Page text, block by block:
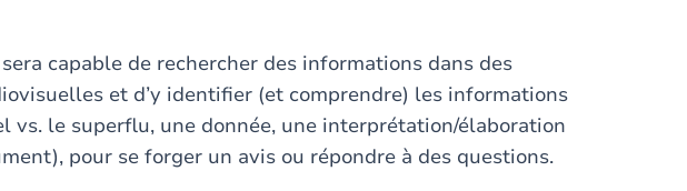
sera capable de rechercher des informations dans des
et d’y identifier (et comprendre) les informations
vs. le superflu, une donnée, une interprétation/élaboration
pour se forger un avis ou répondre à des questions.